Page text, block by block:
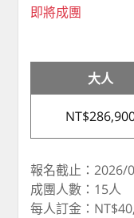
即將成團
大人
報名截止：2026/
成團人數：15人
每人訂金：